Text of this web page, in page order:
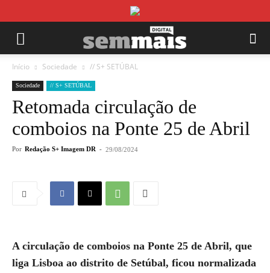
Início Sociedade // S+ SETÚBAL
Sociedade // S+ SETÚBAL
Retomada circulação de
comboios na Ponte 25 de Abril
Por Redação S+ Imagem DR - 29/08/2024
A circulação de comboios na Ponte 25 de Abril, que
liga Lisboa ao distrito de Setúbal, ficou normalizada